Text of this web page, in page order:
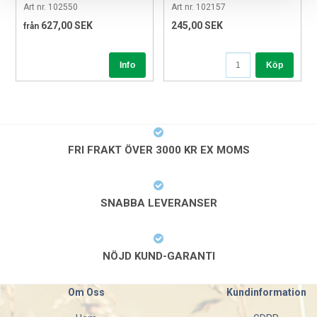
Art nr. 102550
från 627,00 SEK
Art nr. 102157
245,00 SEK
Köp
FRI FRAKT ÖVER 3000 KR EX MOMS
SNABBA LEVERANSER
NÖJD KUND-GARANTI
Om Oss Kundinformation